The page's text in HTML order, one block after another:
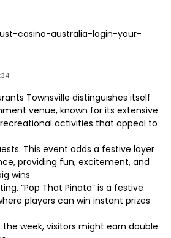
casino-australia-login-your-
Townsville distinguishes itself
venue, known for its extensive
activities that appeal to
This event adds a festive layer
providing fun, excitement, and
wins
“Pop That Piñata” is a festive
players can win instant prizes
week, visitors might earn double